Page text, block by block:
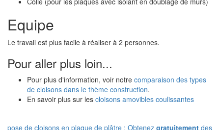
Equipe
Le travail est plus facile à réaliser à 2 personnes.
Pour aller plus loin...
Pour plus d'information, voir notre comparaison des types
de cloisons dans le thème construction.
En savoir plus sur les cloisons amovibles coulissantes
pose de cloisons en plaque de plâtre : Obtenez gratuitement des